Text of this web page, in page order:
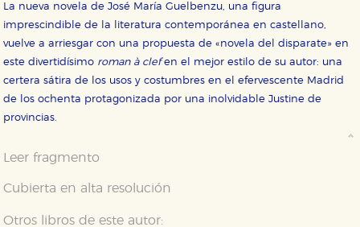
La nueva novela de José María Guelbenzu, una figura
imprescindible de la literatura contemporánea en castellano,
vuelve a arriesgar con una propuesta de «novela del disparate» en
este divertidísimo roman à clefen el mejor estilo de su autor: una
certera sátira de los usos y costumbres en el efervescente Madrid
de los ochenta protagonizada por una inolvidable Justine de
provincias.
Leer fragmento
Cubierta en alta resolución
Otros libros de este autor: